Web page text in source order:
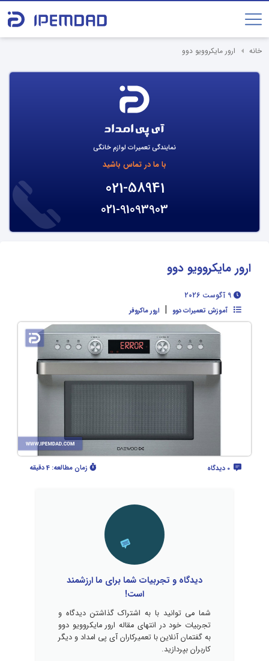
خانه ارور مایکروویو دوو
نمایندگی تعمیرات لوازم خانگی
با ما در تماس باشید
021-58941
021-91093903
ارور مایکروویو دوو
آموزش تعمیرات دوو | ارور ماکروفر
زمان مطالعه: 4 دقیقه
دیدگاه و تجربیات شما برای ما ارزشمند
است!
شما می توانید با به اشتراک گذاشتن دیدگاه و
تجربیات خود در انتهای مقاله ارور مایکروویو دوو
به گفتمان آنلاین با تعمیرکاران آی پی امداد و دیگر
کاربران بپردازید.